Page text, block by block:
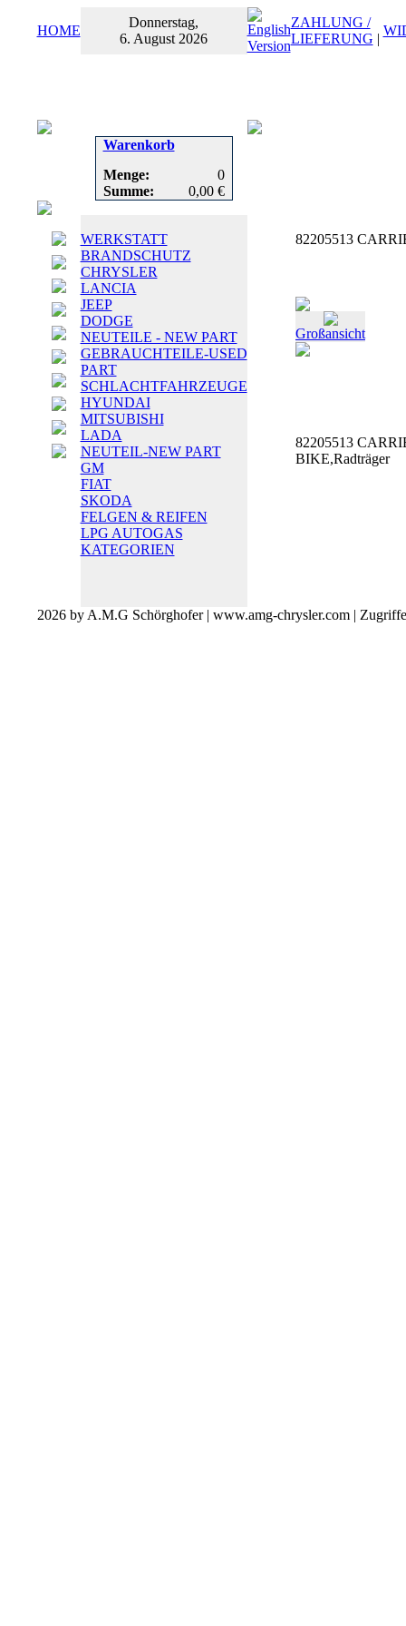
HOME
Donnerstag,
6. August 2026
ZAHLUNG /
LIEFERUNG |
Warenkorb
Menge:
0
Summe:
0,00 €
WERKSTATT
BRANDSCHUTZ
CHRYSLER
LANCIA
JEEP
DODGE
NEUTEILE - NEW PART
GEBRAUCHTEILE-USED
PART
SCHLACHTFAHRZEUGE
HYUNDAI
MITSUBISHI
LADA
NEUTEIL-NEW PART
GM
FIAT
SKODA
FELGEN & REIFEN
LPG AUTOGAS
KATEGORIEN
82205513
Großansicht
82205513
BIKE,Radträger
2026 by A.M.G Schörghofer | www.amg-chrysler.com |